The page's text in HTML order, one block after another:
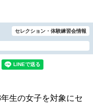
セレクション・体験練習会情報
生の女子を対象にセ